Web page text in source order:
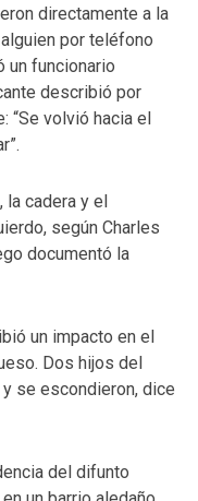
directamente a la
por teléfono
un funcionario
describió por
“Se volvió hacia el
la cadera y el
según Charles
documentó la
un impacto en el
Dos hijos del
se escondieron, dice
del difunto